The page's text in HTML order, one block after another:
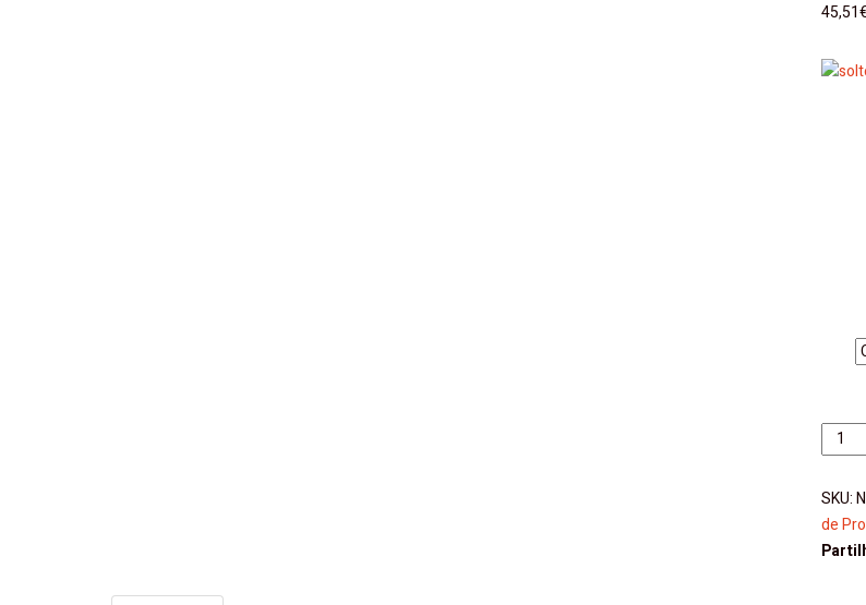
45,51€
SKU:
de